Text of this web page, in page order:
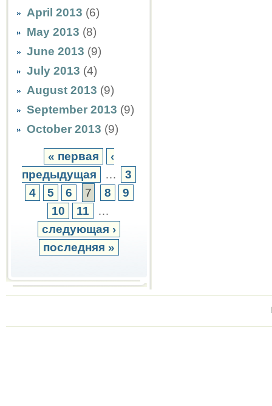
April 2013 (6)
May 2013 (8)
June 2013 (9)
July 2013 (4)
August 2013 (9)
September 2013 (9)
October 2013 (9)
« первая
‹
предыдущая
…
3
4
5 6 7 8
9
10
11
…
следующая ›
последняя »